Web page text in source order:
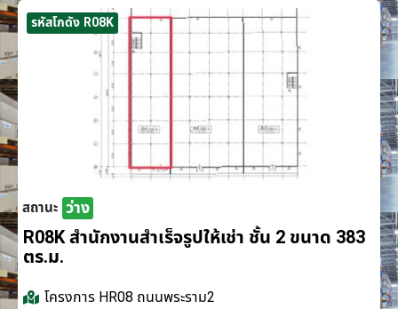
รหัสโกดัง R08K
สถานะ ว่าง
R08K สำนักงานสำเร็จรูปให้เช่า ชั้น 2 ขนาด 383
ตร.ม.
โครงการ HR08 ถนนพระราม2